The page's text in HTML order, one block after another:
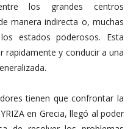
los grandes centros
manera indirecta o, muchas
estados poderosos. Esta
rapidamente y conducir a una
tienen que confrontar la
en Grecia, llegó al poder